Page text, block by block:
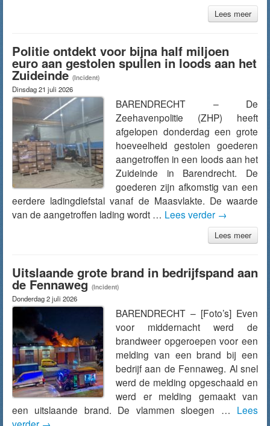
Lees meer
Politie ontdekt voor bijna half miljoen
euro aan gestolen spullen in loods aan het
Zuideinde (Incident)
Dinsdag 21 juli 2026
BARENDRECHT – De
Zeehavenpolitie (ZHP) heeft
afgelopen donderdag een grote
hoeveelheid gestolen goederen
aangetroffen in een loods aan het
Zuideinde in Barendrecht. De
goederen zijn afkomstig van een
eerdere ladingdiefstal vanaf de Maasvlakte. De waarde
van de aangetroffen lading wordt … Lees verder →
Lees meer
Uitslaande grote brand in bedrijfspand aan
de Fennaweg (Incident)
Donderdag 2 juli 2026
BARENDRECHT – [Foto’s] Even
voor middernacht werd de
brandweer opgeroepen voor een
melding van een brand bij een
bedrijf aan de Fennaweg. Al snel
werd de melding opgeschaald en
werd er melding gemaakt van
een uitslaande brand. De vlammen sloegen … Lees